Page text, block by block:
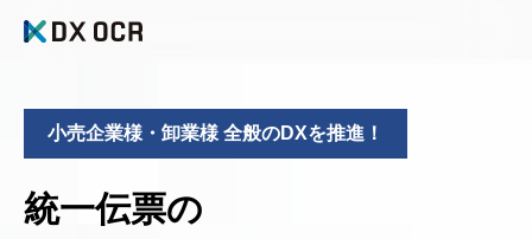
小売企業様・卸業様 全般のDXを推進！
統一伝票の